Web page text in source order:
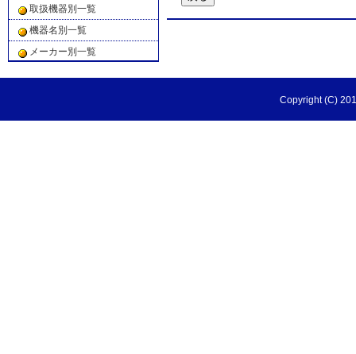
取扱機器別一覧
機器名別一覧
メーカー別一覧
Copyright (C)